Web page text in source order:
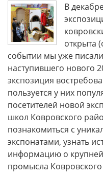
В
открыта
событии мы уже
наступившего нового
экспозиция
пользуется у них
посетителей новой
школ Ковровского
познакомиться с
экспонатами, узнать
информацию о
промысла Ковровского